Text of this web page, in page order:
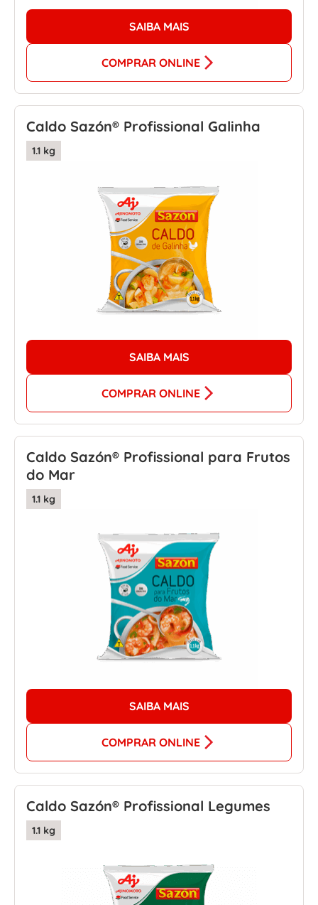
SAIBA MAIS
COMPRAR ONLINE
Caldo Sazón® Profissional Galinha
1.1 kg
SAIBA MAIS
COMPRAR ONLINE
Caldo Sazón® Profissional para Frutos
do Mar
1.1 kg
SAIBA MAIS
COMPRAR ONLINE
Caldo Sazón® Profissional Legumes
1.1 kg